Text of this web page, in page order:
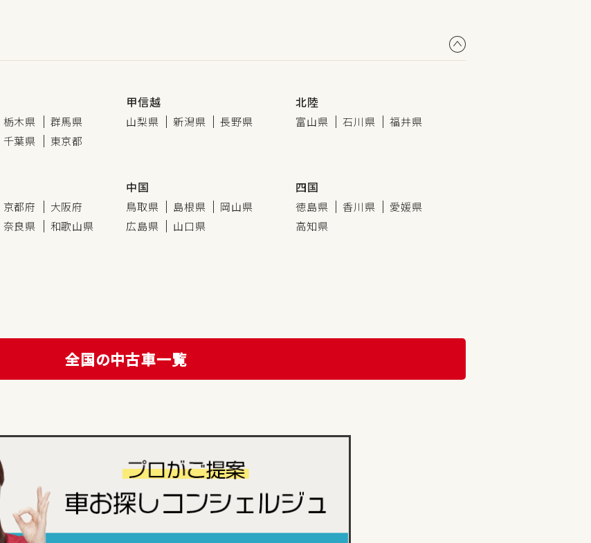
栃木県
群馬県
千葉県
東京都
甲信越
山梨県 新潟県 長野県
北陸
富山県 石川県 福井県
京都府
大阪府
奈良県 和歌山県
中国
鳥取県 島根県
岡山県
広島県
山口県
四国
徳島県 香川県
愛媛県
高知県
全国の中古車一覧